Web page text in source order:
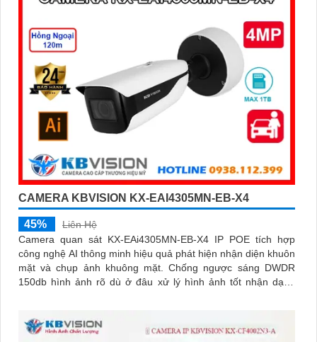
CAMERA KBVISION KX-EAI4305MN-EB-X4
45%
Liên Hệ
Camera quan sát KX-EAi4305MN-EB-X4 IP POE tích hợp
công nghệ AI thông minh hiệu quả phát hiện nhận diện khuôn
mặt và chụp ảnh khuông mặt. Chống ngược sáng DWDR
150db hình ảnh rõ dù ở đâu xử lý hình ảnh tốt nhận dạng